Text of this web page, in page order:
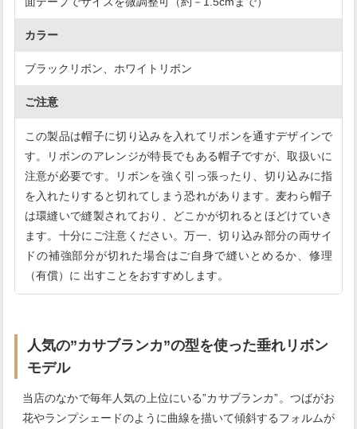
カラー
ブラックリボン、ホワイトリボン
ご注意
この製品は帽子に切り込みを入れてリボンを通すデザインで
す。リボンのアレンジが特長でもある帽子ですが、取扱いに
注意が必要です。リボンを強く引っ張ったり、切り込みに指
を入れたりすると切れてしまう恐れがあります。麦わら帽子
は環縫いで縫製されており、どこかが切れるとほどけていき
ます。十分にご注意ください。万一、切り込み部分の両サイ
ドの補強部分が切れた場合はご自身で縫いとめるか、修理
（有償）に 出すことをおすすめします。
人気の”カサブランカ”の型を使った垂れリボン
モデル
当店のなかで毎年人気の上位にいる”カサブランカ”。つばがお
花やランプシェードのように曲線を描いて傾斜するフォルムが